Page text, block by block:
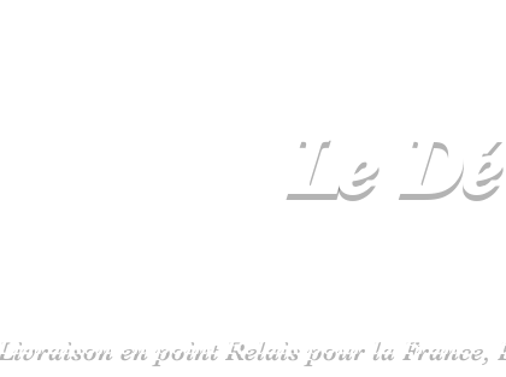
Le Dé
Livraison en point Relais pour la France,